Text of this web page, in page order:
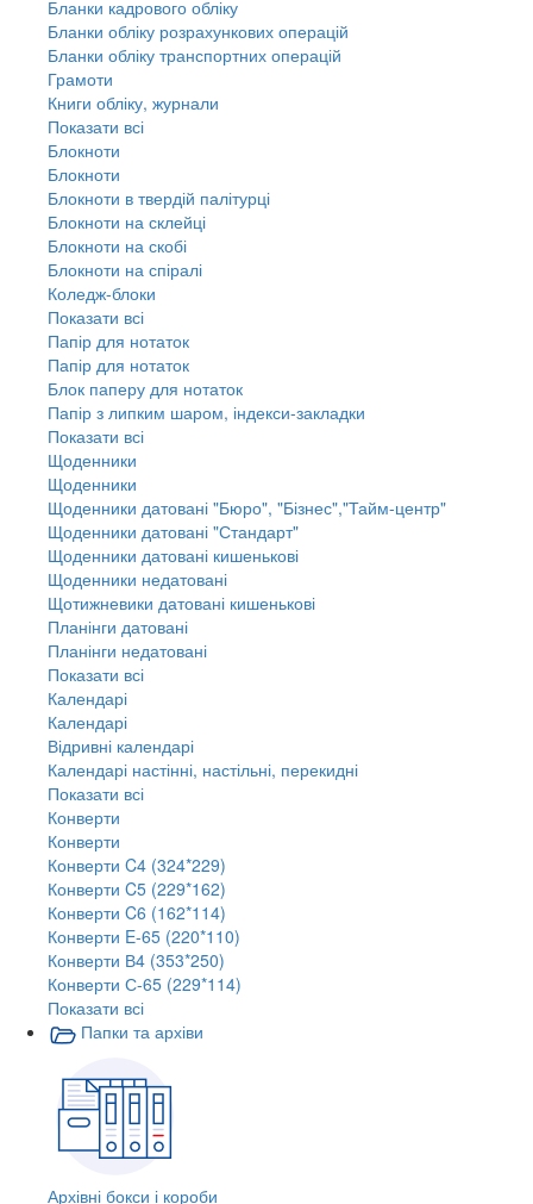
Бланки кадрового обліку
Бланки обліку розрахункових операцій
Бланки обліку транспортних операцій
Грамоти
Книги обліку, журнали
Показати всі
Блокноти
Блокноти
Блокноти в твердій палітурці
Блокноти на склейці
Блокноти на скобі
Блокноти на спіралі
Коледж-блоки
Показати всі
Папір для нотаток
Папір для нотаток
Блок паперу для нотаток
Папір з липким шаром, індекси-закладки
Показати всі
Щоденники
Щоденники
Щоденники датовані "Бюро", "Бізнес","Тайм-центр"
Щоденники датовані "Стандарт"
Щоденники датовані кишенькові
Щоденники недатовані
Щотижневики датовані кишенькові
Планінги датовані
Планінги недатовані
Показати всі
Календарі
Календарі
Відривні календарі
Календарі настінні, настільні, перекидні
Показати всі
Конверти
Конверти
Конверти C4 (324*229)
Конверти C5 (229*162)
Конверти C6 (162*114)
Конверти E-65 (220*110)
Конверти В4 (353*250)
Конверти С-65 (229*114)
Показати всі
Папки та архіви
Архівні бокси і короби